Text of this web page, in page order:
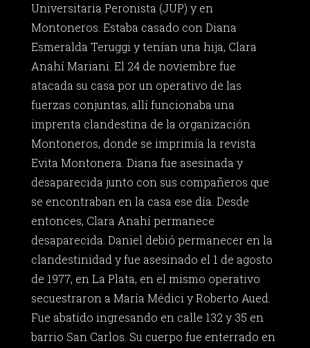
Universitaria Peronista (JUP) y en
Montoneros. Estaba casado con Diana
Esmeralda Teruggi y tenían una hija, Clara
Anahí Mariani. El 24 de noviembre fue
atacada su casa por un operativo de las
fuerzas conjuntas, allí funcionaba una
imprenta clandestina de la organización
Montoneros, donde se imprimía la revista
Evita Montonera. Diana fue asesinada y
desaparecida junto con sus compañeros que
se encontraban en la casa ese día. Desde
entonces, Clara Anahí permanece
desaparecida. Daniel debió permanecer en la
clandestinidad y fue asesinado el 1 de agosto
de 1977, en La Plata, en el mismo operativo
secuestraron a María Médici y Roberto Aued.
Fue abatido ingresando en calle 132 y 35 en
barrio San Carlos. Su cuerpo fue enterrado en